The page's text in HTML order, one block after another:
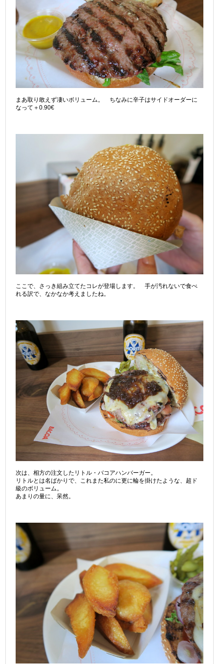
まあ取り敢えず凄いボリューム。 ちなみに辛子はサイドオーダーに
なって＋0.90€
ここで、さっき組み立てたコレが登場します。 手が汚れないで食べ
れる訳で、なかなか考えましたね。
次は、相方の注文したリトル・バコアハンバーガー。
リトルとは名ばかりで、これまた私のに更に輪を掛けたような、超ド
級のボリューム。
あまりの量に、呆然。